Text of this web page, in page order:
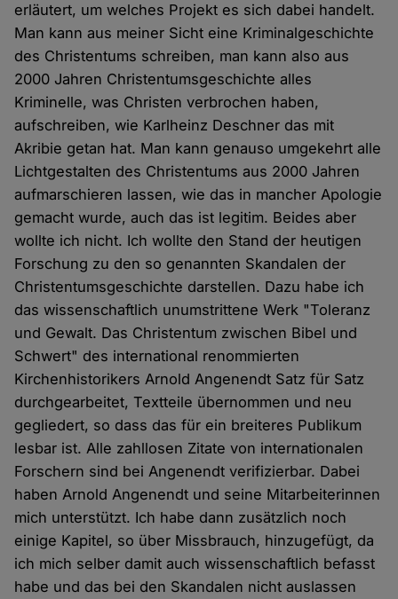
erläutert, um welches Projekt es sich dabei handelt.
Man kann aus meiner Sicht eine Kriminalgeschichte
des Christentums schreiben, man kann also aus
2000 Jahren Christentumsgeschichte alles
Kriminelle, was Christen verbrochen haben,
aufschreiben, wie Karlheinz Deschner das mit
Akribie getan hat. Man kann genauso umgekehrt alle
Lichtgestalten des Christentums aus 2000 Jahren
aufmarschieren lassen, wie das in mancher Apologie
gemacht wurde, auch das ist legitim. Beides aber
wollte ich nicht. Ich wollte den Stand der heutigen
Forschung zu den so genannten Skandalen der
Christentumsgeschichte darstellen. Dazu habe ich
das wissenschaftlich unumstrittene Werk "Toleranz
und Gewalt. Das Christentum zwischen Bibel und
Schwert" des international renommierten
Kirchenhistorikers Arnold Angenendt Satz für Satz
durchgearbeitet, Textteile übernommen und neu
gegliedert, so dass das für ein breiteres Publikum
lesbar ist. Alle zahllosen Zitate von internationalen
Forschern sind bei Angenendt verifizierbar. Dabei
haben Arnold Angenendt und seine Mitarbeiterinnen
mich unterstützt. Ich habe dann zusätzlich noch
einige Kapitel, so über Missbrauch, hinzugefügt, da
ich mich selber damit auch wissenschaftlich befasst
habe und das bei den Skandalen nicht auslassen